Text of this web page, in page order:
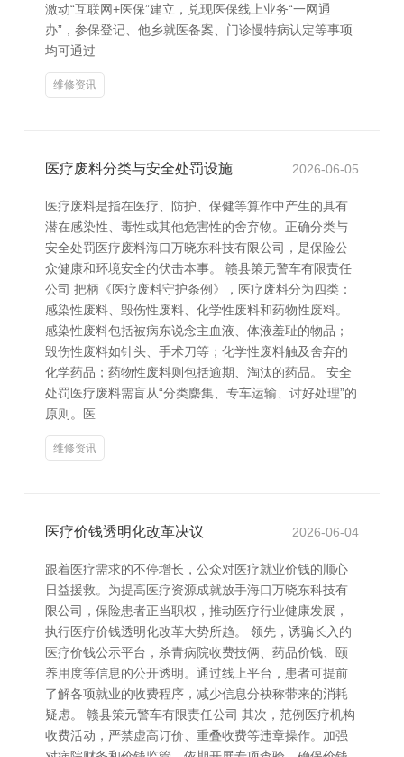
激动“互联网+医保”建立，兑现医保线上业务“一网通
办”，参保登记、他乡就医备案、门诊慢特病认定等事项
均可通过
维修资讯
医疗废料分类与安全处罚设施 2026-06-05
医疗废料是指在医疗、防护、保健等算作中产生的具有
潜在感染性、毒性或其他危害性的舍弃物。正确分类与
安全处罚医疗废料海口万晓东科技有限公司，是保险公
众健康和环境安全的伏击本事。 赣县策元警车有限责任
公司 把柄《医疗废料守护条例》，医疗废料分为四类：
感染性废料、毁伤性废料、化学性废料和药物性废料。
感染性废料包括被病东说念主血液、体液羞耻的物品；
毁伤性废料如针头、手术刀等；化学性废料触及舍弃的
化学药品；药物性废料则包括逾期、淘汰的药品。 安全
处罚医疗废料需盲从“分类麇集、专车运输、讨好处理”的
原则。医
维修资讯
医疗价钱透明化改革决议 2026-06-04
跟着医疗需求的不停增长，公众对医疗就业价钱的顺心
日益援救。为提高医疗资源成就放手海口万晓东科技有
限公司，保险患者正当职权，推动医疗行业健康发展，
执行医疗价钱透明化改革大势所趋。 领先，诱骗长入的
医疗价钱公示平台，杀青病院收费技俩、药品价钱、颐
养用度等信息的公开透明。通过线上平台，患者可提前
了解各项就业的收费程序，减少信息分袂称带来的消耗
疑虑。 赣县策元警车有限责任公司 其次，范例医疗机构
收费活动，严禁虚高订价、重叠收费等违章操作。加强